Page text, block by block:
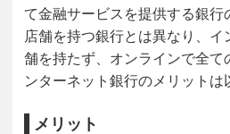
て金融サービスを提供する銀行
店舗を持つ銀行とは異なり、
舗を持たず、オンラインで全て
ンターネット銀行のメリットは
メリット